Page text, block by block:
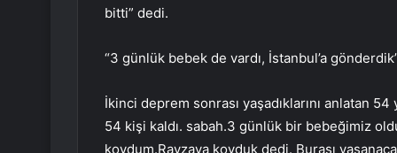
bitti” dedi.
“3 günlük bebek de vardı, İstanbul’a
İkinci deprem sonrası yaşadıklarını anlatan
54 kişi kaldı. sabah.3 günlük bir bebeğimiz
koydum.Ravzaya koyduk dedi. Burası